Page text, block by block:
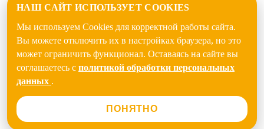
НАШ САЙТ ИСПОЛЬЗУЕТ COOKIES
Мы используем Cookies для корректной работы сайта.
Вы можете отключить их в настройках браузера, но это
может ограничить функционал. Оставаясь на сайте вы
соглашаетесь с политикой обработки персональных
данных .
ПОНЯТНО